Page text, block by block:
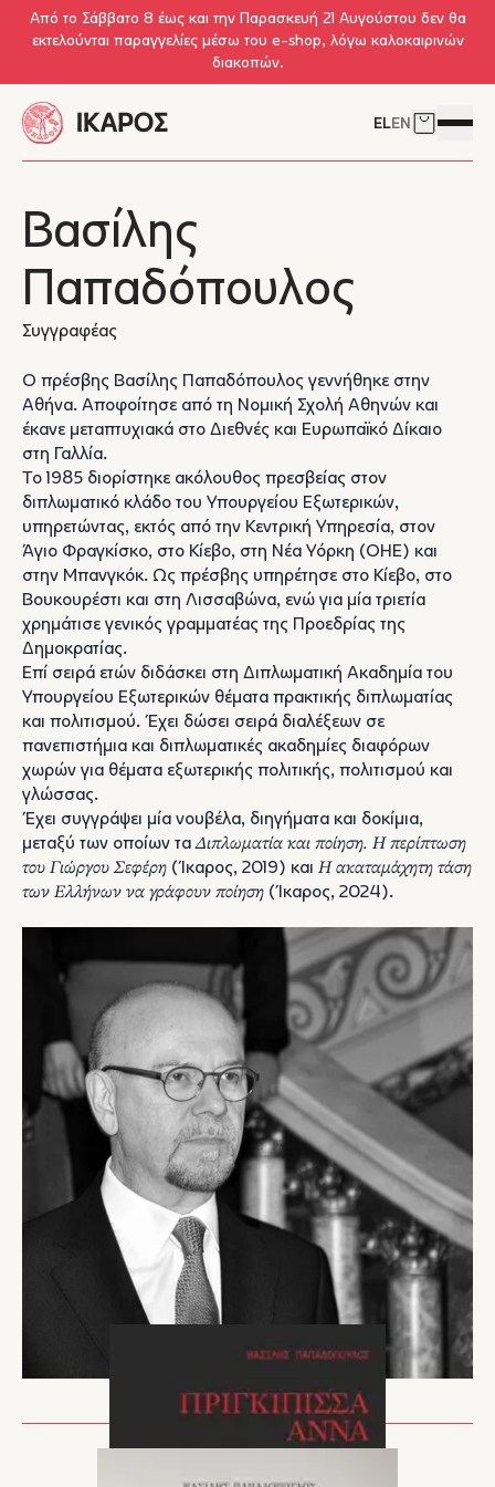
Skip to main content
Από το Σάββατο 8 έως και την Παρασκευή 21 Αυγούστου δεν θα
εκτελούνται παραγγελίες μέσω του e-shop, λόγω καλοκαιρινών
διακοπών.
ELEN Δείτε το
Βασίλης
Παπαδόπουλος
Συγγραφέας
Ο πρέσβης Βασίλης Παπαδόπουλος γεννήθηκε στην
Αθήνα. Αποφοίτησε από τη Νομική Σχολή Αθηνών και
έκανε μεταπτυχιακά στο Διεθνές και Ευρωπαϊκό Δίκαιο
στη Γαλλία.
Το 1985 διορίστηκε ακόλουθος πρεσβείας στον
διπλωματικό κλάδο του Υπουργείου Εξωτερικών,
υπηρετώντας, εκτός από την Κεντρική Υπηρεσία, στον
Άγιο Φραγκίσκο, στο Κίεβο, στη Νέα Υόρκη (ΟΗΕ) και
στην Μπανγκόκ. Ως πρέσβης υπηρέτησε στο Κίεβο, στο
Βουκουρέστι και στη Λισσαβώνα, ενώ για μία τριετία
χρημάτισε γενικός γραμματέας της Προεδρίας της
Δημοκρατίας.
Επί σειρά ετών διδάσκει στη Διπλωματική Ακαδημία του
Υπουργείου Εξωτερικών θέματα πρακτικής διπλωματίας
και πολιτισμού. Έχει δώσει σειρά διαλέξεων σε
πανεπιστήμια και διπλωματικές ακαδημίες διαφόρων
χωρών για θέματα εξωτερικής πολιτικής, πολιτισμού και
γλώσσας.
Έχει συγγράψει μία νουβέλα, διηγήματα και δοκίμια,
μεταξύ των οποίων ταΔιπλωματία και ποίηση. Η περίπτωση
του Γιώργου Σεφέρη (Ίκαρος, 2019) και Η ακαταμάχητη τάση
των Ελλήνων να γράφουν ποίηση (Ίκαρος, 2024).